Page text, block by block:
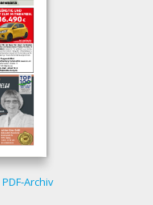
PDF-Archiv